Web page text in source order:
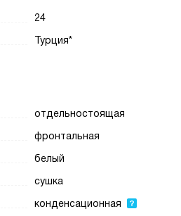
24
Турция*
отдельностоящая
фронтальная
белый
сушка
конденсационная